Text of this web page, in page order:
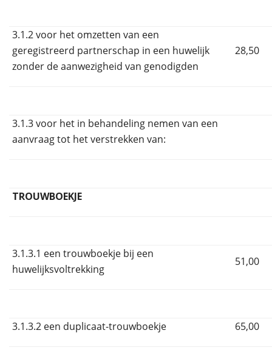
3.1.2 voor het omzetten van een
geregistreerd partnerschap in een huwelijk
zonder de aanwezigheid van genodigden
28,50
3.1.3 voor het in behandeling nemen van een
aanvraag tot het verstrekken van:
TROUWBOEKJE
3.1.3.1 een trouwboekje bij een
huwelijksvoltrekking
51,00
3.1.3.2 een duplicaat-trouwboekje 65,00